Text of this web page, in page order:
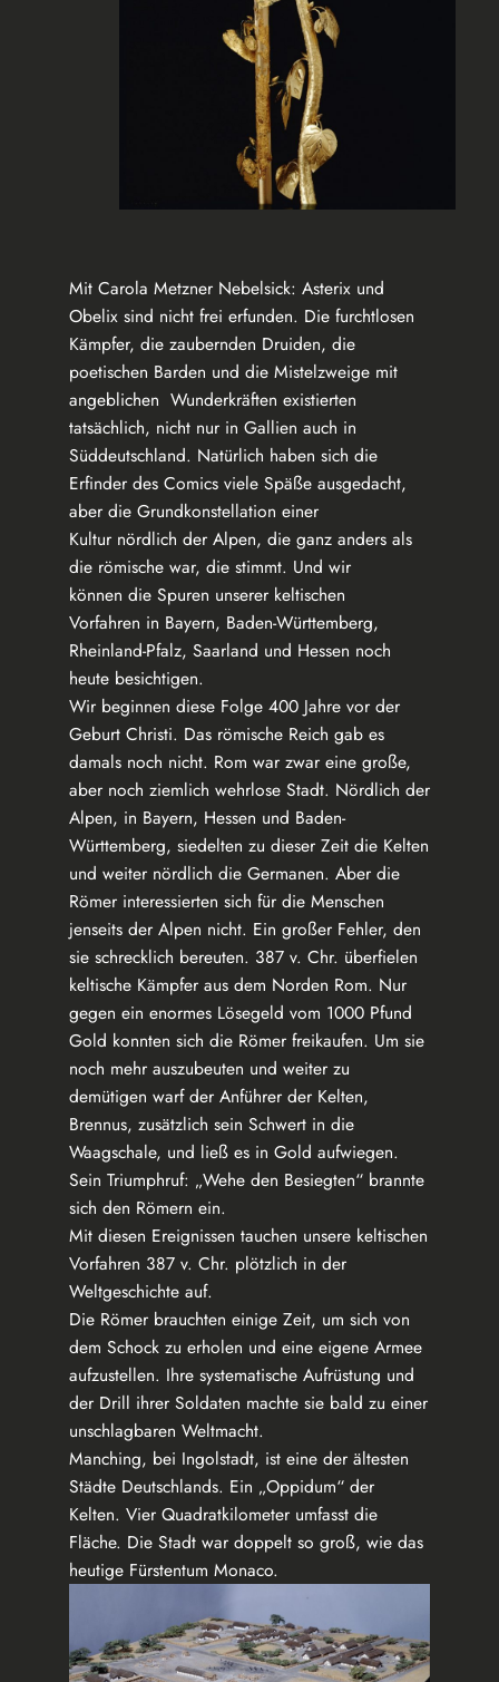
Mit Carola Metzner Nebelsick: Asterix und
Obelix sind nicht frei erfunden. Die furchtlosen
Kämpfer, die zaubernden Druiden, die
poetischen Barden und die Mistelzweige mit
angeblichen Wunderkräften existierten
tatsächlich, nicht nur in Gallien auch in
Süddeutschland. Natürlich haben sich die
Erfinder des Comics viele Späße ausgedacht,
aber die Grundkonstellation einer
Kultur nördlich der Alpen, die ganz anders als
die römische war, die stimmt. Und wir
können die Spuren unserer keltischen
Vorfahren in Bayern, Baden-Württemberg,
Rheinland-Pfalz, Saarland und Hessen noch
heute besichtigen.
Wir beginnen diese Folge 400 Jahre vor der
Geburt Christi. Das römische Reich gab es
damals noch nicht. Rom war zwar eine große,
aber noch ziemlich wehrlose Stadt. Nördlich der
Alpen, in Bayern, Hessen und Baden-
Württemberg, siedelten zu dieser Zeit die Kelten
und weiter nördlich die Germanen. Aber die
Römer interessierten sich für die Menschen
jenseits der Alpen nicht. Ein großer Fehler, den
sie schrecklich bereuten. 387 v. Chr. überfielen
keltische Kämpfer aus dem Norden Rom. Nur
gegen ein enormes Lösegeld vom 1000 Pfund
Gold konnten sich die Römer freikaufen. Um sie
noch mehr auszubeuten und weiter zu
demütigen warf der Anführer der Kelten,
Brennus, zusätzlich sein Schwert in die
Waagschale, und ließ es in Gold aufwiegen.
Sein Triumphruf: „Wehe den Besiegten“ brannte
sich den Römern ein.
Mit diesen Ereignissen tauchen unsere keltischen
Vorfahren 387 v. Chr. plötzlich in der
Weltgeschichte auf.
Die Römer brauchten einige Zeit, um sich von
dem Schock zu erholen und eine eigene Armee
aufzustellen. Ihre systematische Aufrüstung und
der Drill ihrer Soldaten machte sie bald zu einer
unschlagbaren Weltmacht.
Manching, bei Ingolstadt, ist eine der ältesten
Städte Deutschlands. Ein „Oppidum“ der
Kelten. Vier Quadratkilometer umfasst die
Fläche. Die Stadt war doppelt so groß, wie das
heutige Fürstentum Monaco.